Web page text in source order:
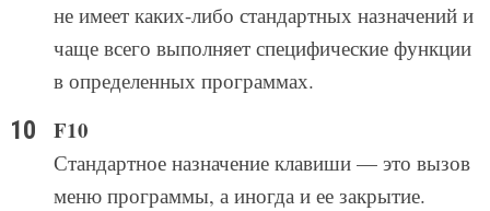
не имеет каких-либо стандартных назначений и
чаще всего выполняет специфические функции
в определенных программах.
F10
Стандартное назначение клавиши — это вызов
меню программы, а иногда и ее закрытие.